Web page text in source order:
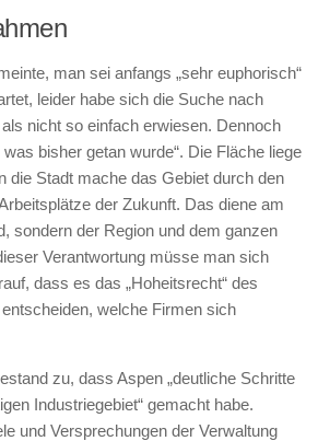
man sei anfangs „sehr euphorisch“
leider habe sich die Suche nach
nicht so einfach erwiesen. Dennoch
bisher getan wurde“. Die Fläche liege
die Stadt mache das Gebiet durch den
der Zukunft. Das diene am
sondern der Region und dem ganzen
Verantwortung müsse man sich
dass es das „Hoheitsrecht“ des
welche Firmen sich
zu, dass Aspen „deutliche Schritte
Industriegebiet“ gemacht habe.
und Versprechungen der Verwaltung